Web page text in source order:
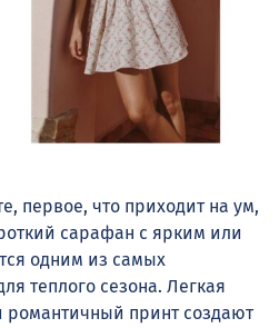
первое, что приходит на ум,
сарафан с ярким или
одним из самых
теплого сезона. Легкая
романтичный принт создают